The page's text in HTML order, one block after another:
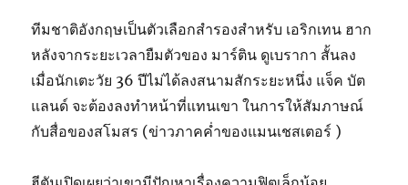
ทีมชาติอังกฤษเป็นตัวเลือกสำรองสำหรับ เอริกเทน ฮาก
หลังจากระยะเวลายืมตัวของ มาร์ติน ดูเบรากา สั้นลง
เมื่อนักเตะวัย 36 ปีไม่ได้ลงสนามสักระยะหนึ่ง แจ็ค บัต
แลนด์ จะต้องลงทำหน้าที่แทนเขา ในการให้สัมภาษณ์
กับสื่อของสโมสร (ข่าวภาคค่ำของแมนเชสเตอร์ )